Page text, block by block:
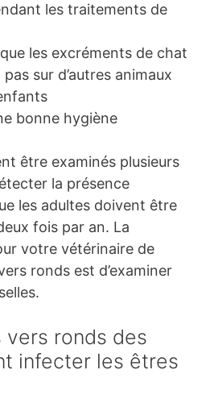
les traitements de
les excréments de chat
sur d’autres animaux
bonne hygiène
être examinés plusieurs
la présence
les adultes doivent être
fois par an. La
votre vétérinaire de
ronds est d’examiner
vers ronds des
infecter les êtres